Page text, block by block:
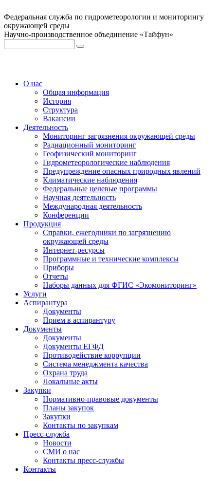
Федеральная служба по гидрометеорологии и мониторингу
окружающей среды
Научно-производственное объединение «Тайфун»
О нас
Общая информация
История
Структура
Вакансии
Деятельность
Мониторинг загрязнения окружающей среды
Радиационный мониторинг
Геофизический мониторинг
Гидрометеорологические наблюдения
Предупреждение опасных природных явлений
Климатические наблюдения
Федеральные целевые программы
Научная деятельность
Международная деятельность
Конференции
Продукция
Справки, ежегодники по загрязнению
окружающей среды
Интернет-ресурсы
Программные и технические комплексы
Приборы
Отчеты
Наборы данных для ФГИС «Экомониторинг»
Услуги
Аспирантура
Документы
Прием в аспирантуру
Документы
Документы
Документы ЕГФД
Противодействие коррупции
Система менеджмента качества
Охрана труда
Локальные акты
Закупки
Нормативно-правовые документы
Планы закупок
Закупки
Контакты по закупкам
Пресс-служба
Новости
СМИ о нас
Контакты пресс-службы
Контакты